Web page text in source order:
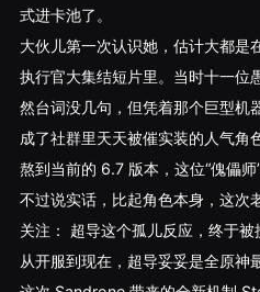
式进卡池了。
大伙儿第一次认识她，估计大都
执行官大集结短片里。当时十一位
然台词没几句，但凭着那个巨型机
成了社群里天天被催实装的人气角色
熬到当前的 6.7 版本，这位“傀儡师
不过说实话，比起角色本身，这次
关注： 超导这个孤儿反应，终于被
从开服到现在，超导妥妥是全原神